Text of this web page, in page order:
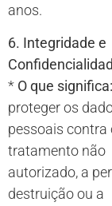
anos.
6. Integridade e
* O que significa:
proteger os
pessoais contra
tratamento não
autorizado, a
destruição ou a